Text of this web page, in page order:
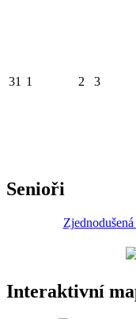
31 1 2 3
Senioři
Interaktivní